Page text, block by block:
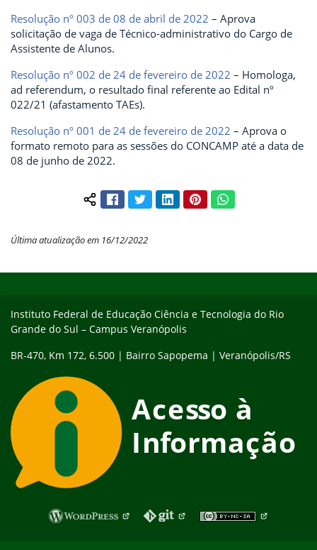
Resolução nº 003 de 08 de abril de 2022 – Aprova
solicitação de vaga de Técnico-administrativo do Cargo de
Assistente de Alunos.
Resolução nº 002 de 24 de fevereiro de 2022 – Homologa,
ad referendum, o resultado final referente ao Edital nº
022/21 (afastamento TAEs).
Resolução nº 001 de 24 de fevereiro de 2022 – Aprova o
formato remoto para as sessões do CONCAMP até a data de
08 de junho de 2022.
Compartilhar conteúdo:
FacebookTwitterLinkedInPinterestWhatsApp
Última atualização em 16/12/2022
Instituto Federal de Educação Ciência e Tecnologia do Rio
Grande do Sul – Campus Veranópolis
BR-470, Km 172, 6.500 | Bairro Sapopema | Veranópolis/RS